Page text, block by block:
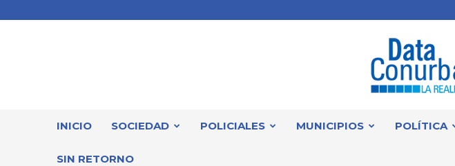
INICIO SOCIEDAD POLICIALES MUNICIPIOS POLÍTICA
SIN RETORNO